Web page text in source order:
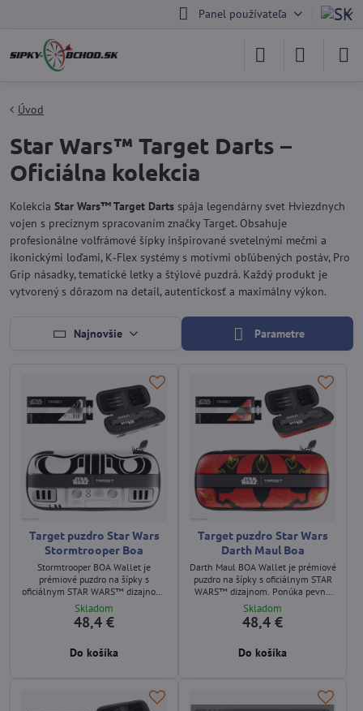
Panel používateľa
Úvod
Star Wars™ Target Darts –
Oficiálna kolekcia
Kolekcia Star Wars™ Target Darts spája legendárny svet Hviezdnych
vojen s precíznym spracovaním značky Target. Obsahuje
profesionálne volfrámové šípky inšpirované svetelnými mečmi a
ikonickými loďami, K‑Flex systémy s motívmi obľúbených postáv, Pro
Grip násadky, tematické letky a štýlové puzdrá. Každý produkt je
vytvorený s dôrazom na detail, autentickosť a maximálny výkon.
Najnovšie Parametre
Target puzdro Star Wars
Stormtrooper Boa
Stormtrooper BOA Wallet je
prémiové puzdro na šípky s
oficiálnym STAR WARS™ dizajnom.
Ponúka pevnú EVA konštrukciu a
priestor pre 6 zostavených šípok.
Skladom
48,4 €
Do košíka
Target puzdro Star Wars
Darth Maul Boa
Darth Maul BOA Wallet je prémiové
puzdro na šípky s oficiálnym STAR
WARS™ dizajnom. Ponúka pevnú
EVA konštrukciu a priestor pre 6
zostavených šípok.
Skladom
48,4 €
Do košíka